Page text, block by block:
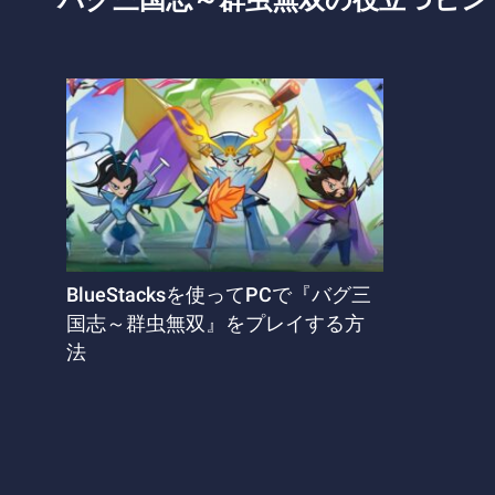
BlueStacksを使ってPCで『バグ三
国志～群虫無双』をプレイする方
法